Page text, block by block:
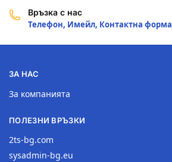
Връзка с нас
Телефон, Имейл, Контактна форма
ЗА НАС
За компанията
ПОЛЕЗНИ ВРЪЗКИ
2ts-bg.com
sysadmin-bg.eu